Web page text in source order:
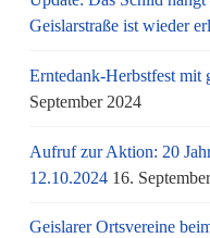
Geislarstraße ist wieder
Erntedank-Herbstfest mit
September 2024
Aufruf zur Aktion: 20
12.10.2024 16.
Geislarer Ortsvereine